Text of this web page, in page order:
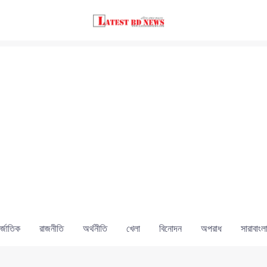
রাজনীতি অর্থনীতি খেলা বিনোদন অপরাধ সারাবাংলা